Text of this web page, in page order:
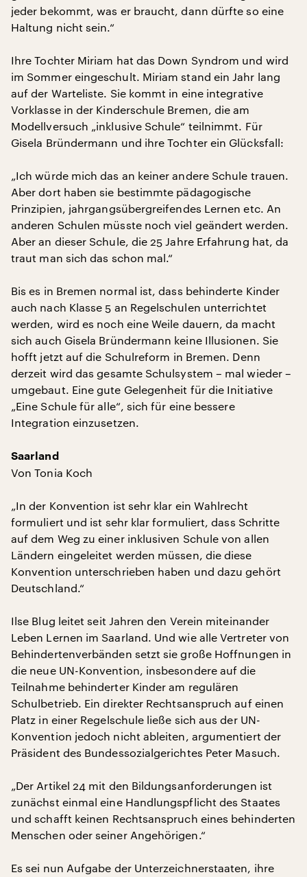
jeder bekommt, was er braucht, dann dürfte so eine
Haltung nicht sein.“
Ihre Tochter Miriam hat das Down Syndrom und wird
im Sommer eingeschult. Miriam stand ein Jahr lang
auf der Warteliste. Sie kommt in eine integrative
Vorklasse in der Kinderschule Bremen, die am
Modellversuch „inklusive Schule“ teilnimmt. Für
Gisela Bründermann und ihre Tochter ein Glücksfall:
„Ich würde mich das an keiner andere Schule trauen.
Aber dort haben sie bestimmte pädagogische
Prinzipien, jahrgangsübergreifendes Lernen etc. An
anderen Schulen müsste noch viel geändert werden.
Aber an dieser Schule, die 25 Jahre Erfahrung hat, da
traut man sich das schon mal.“
Bis es in Bremen normal ist, dass behinderte Kinder
auch nach Klasse 5 an Regelschulen unterrichtet
werden, wird es noch eine Weile dauern, da macht
sich auch Gisela Bründermann keine Illusionen. Sie
hofft jetzt auf die Schulreform in Bremen. Denn
derzeit wird das gesamte Schulsystem – mal wieder –
umgebaut. Eine gute Gelegenheit für die Initiative
„Eine Schule für alle“, sich für eine bessere
Integration einzusetzen.
Saarland
Von Tonia Koch
„In der Konvention ist sehr klar ein Wahlrecht
formuliert und ist sehr klar formuliert, dass Schritte
auf dem Weg zu einer inklusiven Schule von allen
Ländern eingeleitet werden müssen, die diese
Konvention unterschrieben haben und dazu gehört
Deutschland.“
Ilse Blug leitet seit Jahren den Verein miteinander
Leben Lernen im Saarland. Und wie alle Vertreter von
Behindertenverbänden setzt sie große Hoffnungen in
die neue UN-Konvention, insbesondere auf die
Teilnahme behinderter Kinder am regulären
Schulbetrieb. Ein direkter Rechtsanspruch auf einen
Platz in einer Regelschule ließe sich aus der UN-
Konvention jedoch nicht ableiten, argumentiert der
Präsident des Bundessozialgerichtes Peter Masuch.
„Der Artikel 24 mit den Bildungsanforderungen ist
zunächst einmal eine Handlungspflicht des Staates
und schafft keinen Rechtsanspruch eines behinderten
Menschen oder seiner Angehörigen.“
Es sei nun Aufgabe der Unterzeichnerstaaten, ihre